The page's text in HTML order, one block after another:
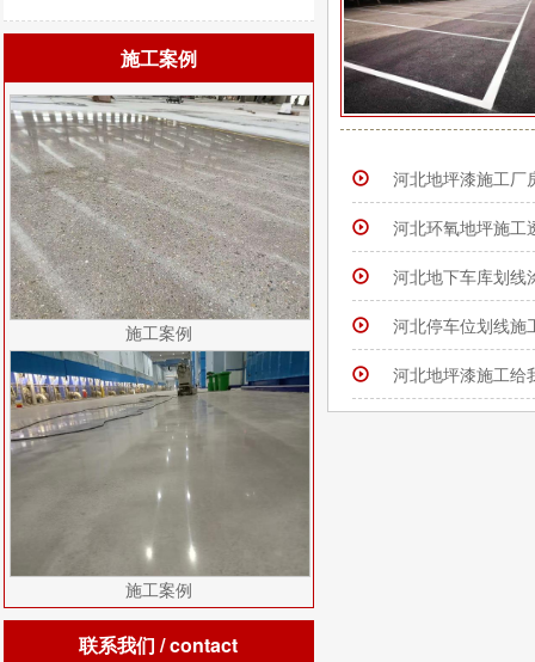
施工案例
施工案例
施工案例
联系我们 / contact
河北地坪漆施工厂
河北环氧地坪施工
河北地下车库划线
河北停车位划线施
河北地坪漆施工给